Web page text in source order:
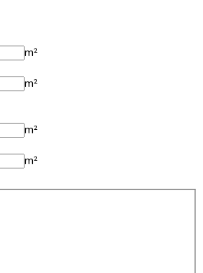
m²
m²
m²
m²